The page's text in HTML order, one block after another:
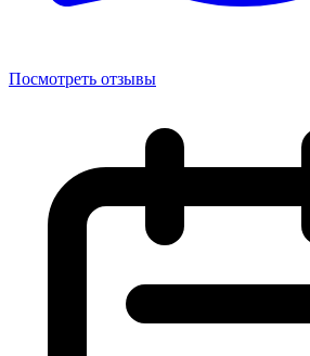
Посмотреть отзывы